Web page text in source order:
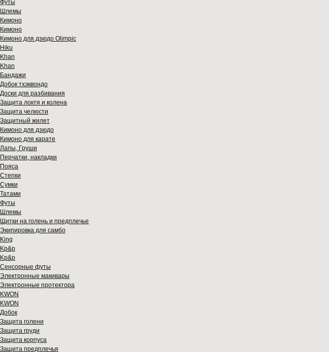
Футы
Шлемы
Кимоно
Кимоно
Кимоно для дзюдо Olimpic
Hiku
Khan
Khan
Бандажи
Добок тхэквондо
Доски для разбивания
Защита локтя и колена
Защита челюсти
Защитный жилет
Кимоно для дзюдо
Кимоно для карате
Лапы, Груши
Перчатки, накладки
Пояса
Степки
Сумки
Татами
Футы
Шлемы
Щитки на голень и предплечье
Экипировка для самбо
King
Kp&p
Kp&p
Сенсорные футы
Электронные макивары
Электронные протектора
KWON
KWON
Добок
Защита голени
Защита груди
Защита корпуса
Защита предплечья